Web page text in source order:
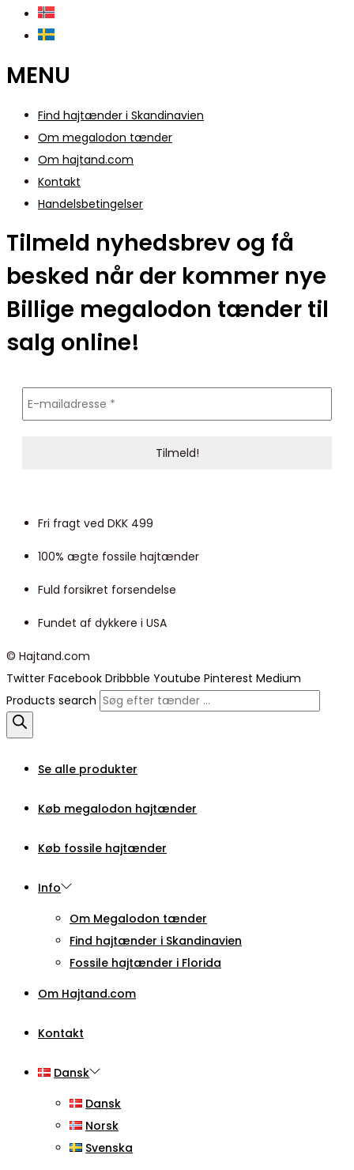
MENU
Find hajtænder i Skandinavien
Om megalodon tænder
Om hajtand.com
Kontakt
Handelsbetingelser
Tilmeld nyhedsbrev og få
besked når der kommer nye
Billige megalodon tænder til
salg online!
Fri fragt ved DKK 499
100% ægte fossile hajtænder
Fuld forsikret forsendelse
Fundet af dykkere i USA
© Hajtand.com
Twitter Facebook Dribbble Youtube Pinterest Medium
Products search
Se alle produkter
Køb megalodon hajtænder
Køb fossile hajtænder
Info
Om Megalodon tænder
Find hajtænder i Skandinavien
Fossile hajtænder i Florida
Om Hajtand.com
Kontakt
Dansk
Dansk
Norsk
Svenska